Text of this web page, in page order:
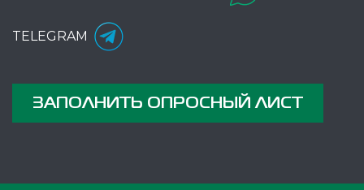
TELEGRAM
ЗАПОЛНИТЬ ОПРОСНЫЙ ЛИСТ